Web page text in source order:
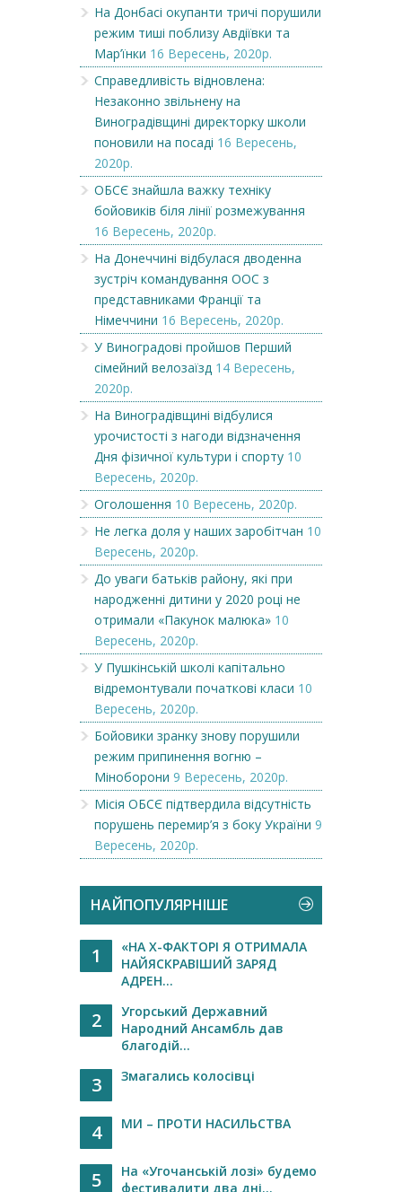
На Донбасі окупанти тричі порушили
режим тиші поблизу Авдіївки та
Мар’їнки 16 Вересень, 2020р.
Справедливість відновлена:
Незаконно звільнену на
Виноградівщині директорку школи
поновили на посаді 16 Вересень,
2020р.
ОБСЄ знайшла важку техніку
бойовиків біля лінії розмежування
16 Вересень, 2020р.
На Донеччині відбулася дводенна
зустріч командування ООС з
представниками Франції та
Німеччини 16 Вересень, 2020р.
У Виноградові пройшов Перший
сімейний велозаїзд 14 Вересень,
2020р.
На Виноградівщині відбулися
урочистості з нагоди відзначення
Дня фізичної культури і спорту 10
Вересень, 2020р.
Оголошення 10 Вересень, 2020р.
Не легка доля у наших заробітчан 10
Вересень, 2020р.
До уваги батьків району, які при
народженні дитини у 2020 році не
отримали «Пакунок малюка» 10
Вересень, 2020р.
У Пушкінській школі капітально
відремонтували початкові класи 10
Вересень, 2020р.
Бойовики зранку знову порушили
режим припинення вогню –
Міноборони 9 Вересень, 2020р.
Місія ОБСЄ підтвердила відсутність
порушень перемир’я з боку України 9
Вересень, 2020р.
НАЙПОПУЛЯРНІШЕ
1
«НА Х-ФАКТОРІ Я ОТРИМАЛА
НАЙЯСКРАВІШИЙ ЗАРЯД
АДРЕН...
2
Угорський Державний
Народний Ансамбль дав
благодій...
3 Змагались колосівці
4 МИ – ПРОТИ НАСИЛЬСТВА
5
На «Угочанській лозі» будемо
фестивалити два дні...